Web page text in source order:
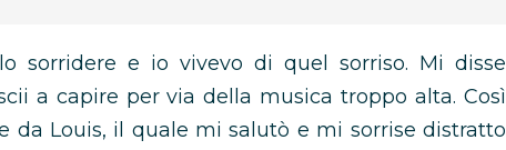
sorridere e io vivevo di quel sorriso. Mi disse
a capire per via della musica troppo alta. Così
da Louis, il quale mi salutò e mi sorrise distratto